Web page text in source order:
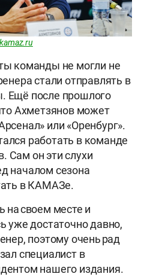
команды не могли не
стали отправлять в
Ещё после прошлого
Ахметзянов может
или «Оренбург».
работать в команде
Сам он эти слухи
началом сезона
в КАМАЗе.
на своем месте и
уже достаточно давно,
поэтому очень рад
специалист в
нашего издания.